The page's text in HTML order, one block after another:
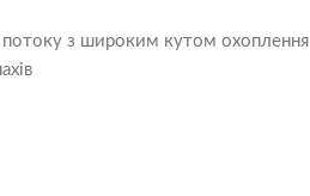
потоку з широким кутом охоплення